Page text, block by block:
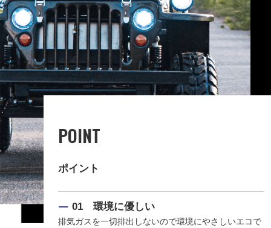
POINT
ポイント
01 環境に優しい
排気ガスを一切排出しないので環境にやさしいエコで